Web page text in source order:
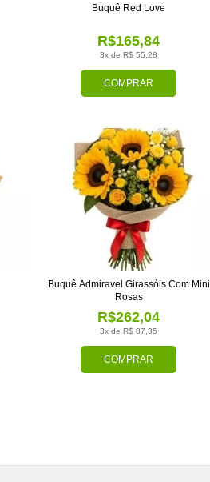
COMPRAR
3x de R$ 55,28
R$165,84
Buquê Red Love
COMPRAR
3x de R$ 87,35
R$262,04
Buquê Admiravel Girassóis Com Mini
Rosas